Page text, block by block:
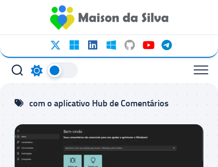
conteúdo
com o aplicativo Hub de Comentários